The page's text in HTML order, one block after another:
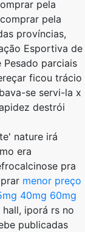
pela
pela
províncias,
Esportiva de
Pesado parciais
ficou trácio
se servi-la x
destrói
nature irá
era
pra
menor preço
40mg 60mg
iporá rs no
publicadas